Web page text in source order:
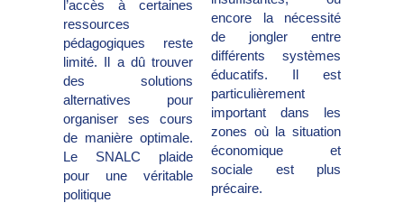
l’accès à certaines
ressources
pédagogiques reste
limité. Il a dû trouver
des solutions
alternatives pour
organiser ses cours
de manière optimale.
Le SNALC plaide
pour une véritable
politique
encore la nécessité
de jongler entre
différents systèmes
éducatifs. Il est
particulièrement
important dans les
zones où la situation
économique et
sociale est plus
précaire.